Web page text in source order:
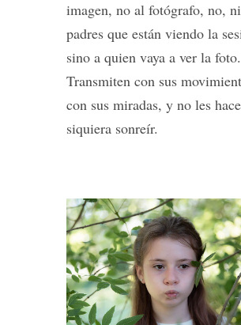
imagen, no al fotógrafo, no,
padres que están viendo la
sino a quien vaya a ver la foto.
Transmiten con sus
con sus miradas, y no les
siquiera sonreír.